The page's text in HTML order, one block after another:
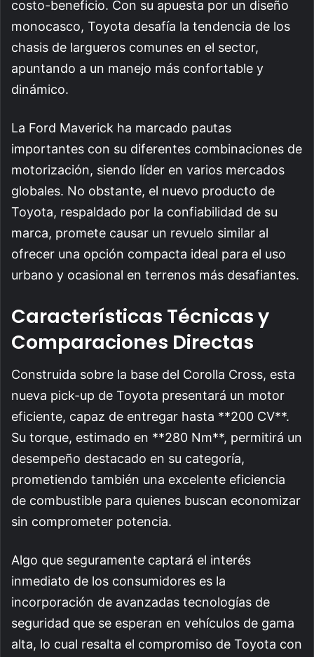
costo-beneficio. Con su apuesta por un diseño
monocasco, Toyota desafía la tendencia de los
chasis de largueros comunes en el sector,
apuntando a un manejo más confortable y
dinámico.
La Ford Maverick ha marcado pautas
importantes con su diferentes combinaciones de
motorización, siendo líder en varios mercados
globales. No obstante, el nuevo producto de
Toyota, respaldado por la confiabilidad de su
marca, promete causar un revuelo similar al
ofrecer una opción compacta ideal para el uso
urbano y ocasional en terrenos más desafiantes.
Características Técnicas y
Comparaciones Directas
Construida sobre la base del Corolla Cross, esta
nueva pick-up de Toyota presentará un motor
eficiente, capaz de entregar hasta **200 CV**.
Su torque, estimado en **280 Nm**, permitirá un
desempeño destacado en su categoría,
prometiendo también una excelente eficiencia
de combustible para quienes buscan economizar
sin comprometer potencia.
Algo que seguramente captará el interés
inmediato de los consumidores es la
incorporación de avanzadas tecnologías de
seguridad que se esperan en vehículos de gama
alta, lo cual resalta el compromiso de Toyota con